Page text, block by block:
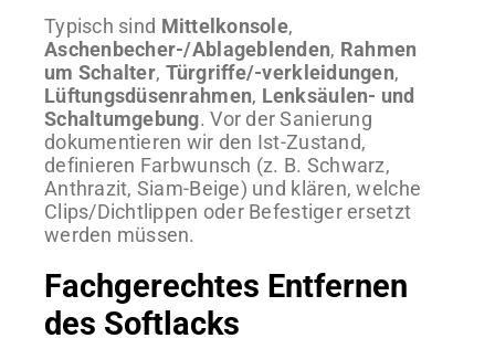
Typisch sind Mittelkonsole,
Aschenbecher-/Ablageblenden, Rahmen
um Schalter, Türgriffe/-verkleidungen,
Lüftungsdüsenrahmen, Lenksäulen- und
Schaltumgebung. Vor der Sanierung
dokumentieren wir den Ist-Zustand,
definieren Farbwunsch (z. B. Schwarz,
Anthrazit, Siam-Beige) und klären, welche
Clips/Dichtlippen oder Befestiger ersetzt
werden müssen.
Fachgerechtes Entfernen
des Softlacks